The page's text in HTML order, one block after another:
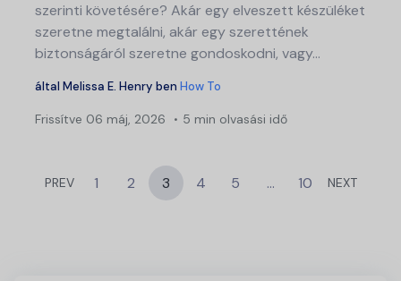
szerinti követésére? Akár egy elveszett készüléket
szeretne megtalálni, akár egy szerettének
biztonságáról szeretne gondoskodni, vagy...
által Melissa E. Henry ben How To
Frissítve 06 máj, 2026 5 min olvasási idő
PREV 1 2 3 4 5 … 10 NEXT